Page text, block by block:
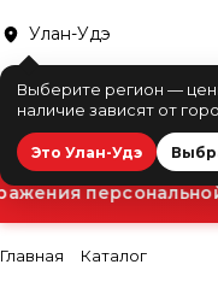
Улан-Удэ
Выберите регион —
наличие зависят от
Это Улан-Удэ
Главная Каталог